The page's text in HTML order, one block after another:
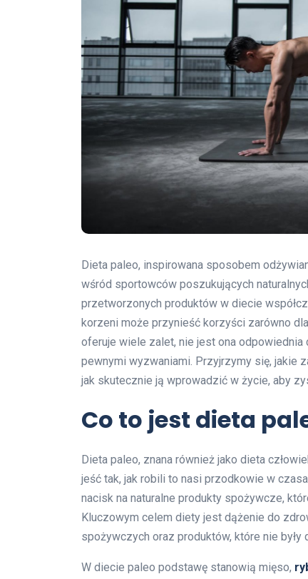
Dieta paleo, inspirowana sposobem
wśród sportowców poszukujących
przetworzonych produktów w diecie
korzeni może przynieść korzyści zarówno
oferuje wiele zalet, nie jest ona
pewnymi wyzwaniami. Przyjrzymy się, jakie
jak skutecznie ją wprowadzić w życie, aby
Co to jest dieta
Dieta paleo, znana również jako dieta
jeść tak, jak robili to nasi przodkowie w
nacisk na naturalne produkty spożywcze,
Kluczowym celem diety jest dążenie do
spożywczych oraz produktów, które nie
W diecie paleo podstawę stanowią mięso,